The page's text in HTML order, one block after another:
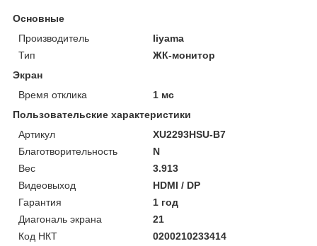
Основные
Производитель
Iiyama
Тип
ЖК-монитор
Экран
Время отклика
1 мс
Пользовательские характеристики
Артикул
XU2293HSU-B7
Благотворительность
N
Вес
3.913
Видеовыход
HDMI / DP
Гарантия
1 год
Диагональ экрана
21
Код НКТ
0200210233414